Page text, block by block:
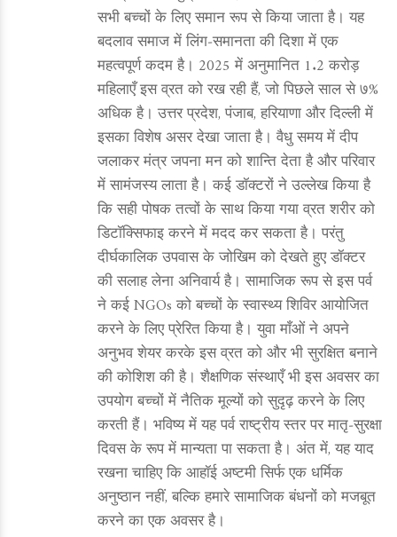
सभी बच्चों के लिए समान रूप से किया जाता है। यह
बदलाव समाज में लिंग‑समानता की दिशा में एक
महत्वपूर्ण कदम है। 2025 में अनुमानित 1.2 करोड़
महिलाएँ इस व्रत को रख रही हैं, जो पिछले साल से ७%
अधिक है। उत्तर प्रदेश, पंजाब, हरियाणा और दिल्ली में
इसका विशेष असर देखा जाता है। वैधु समय में दीप
जलाकर मंत्र जपना मन को शान्ति देता है और परिवार
में सामंजस्य लाता है। कई डॉक्टरों ने उल्लेख किया है
कि सही पोषक तत्वों के साथ किया गया व्रत शरीर को
डिटॉक्सिफाइ करने में मदद कर सकता है। परंतु
दीर्घकालिक उपवास के जोखिम को देखते हुए डॉक्टर
की सलाह लेना अनिवार्य है। सामाजिक रूप से इस पर्व
ने कई NGOs को बच्चों के स्वास्थ्य शिविर आयोजित
करने के लिए प्रेरित किया है। युवा माँओं ने अपने
अनुभव शेयर करके इस व्रत को और भी सुरक्षित बनाने
की कोशिश की है। शैक्षणिक संस्थाएँ भी इस अवसर का
उपयोग बच्चों में नैतिक मूल्यों को सुदृढ़ करने के लिए
करती हैं। भविष्य में यह पर्व राष्ट्रीय स्तर पर मातृ‑सुरक्षा
दिवस के रूप में मान्यता पा सकता है। अंत में, यह याद
रखना चाहिए कि आहॉई अष्टमी सिर्फ एक धर्मिक
अनुष्ठान नहीं, बल्कि हमारे सामाजिक बंधनों को मजबूत
करने का एक अवसर है।